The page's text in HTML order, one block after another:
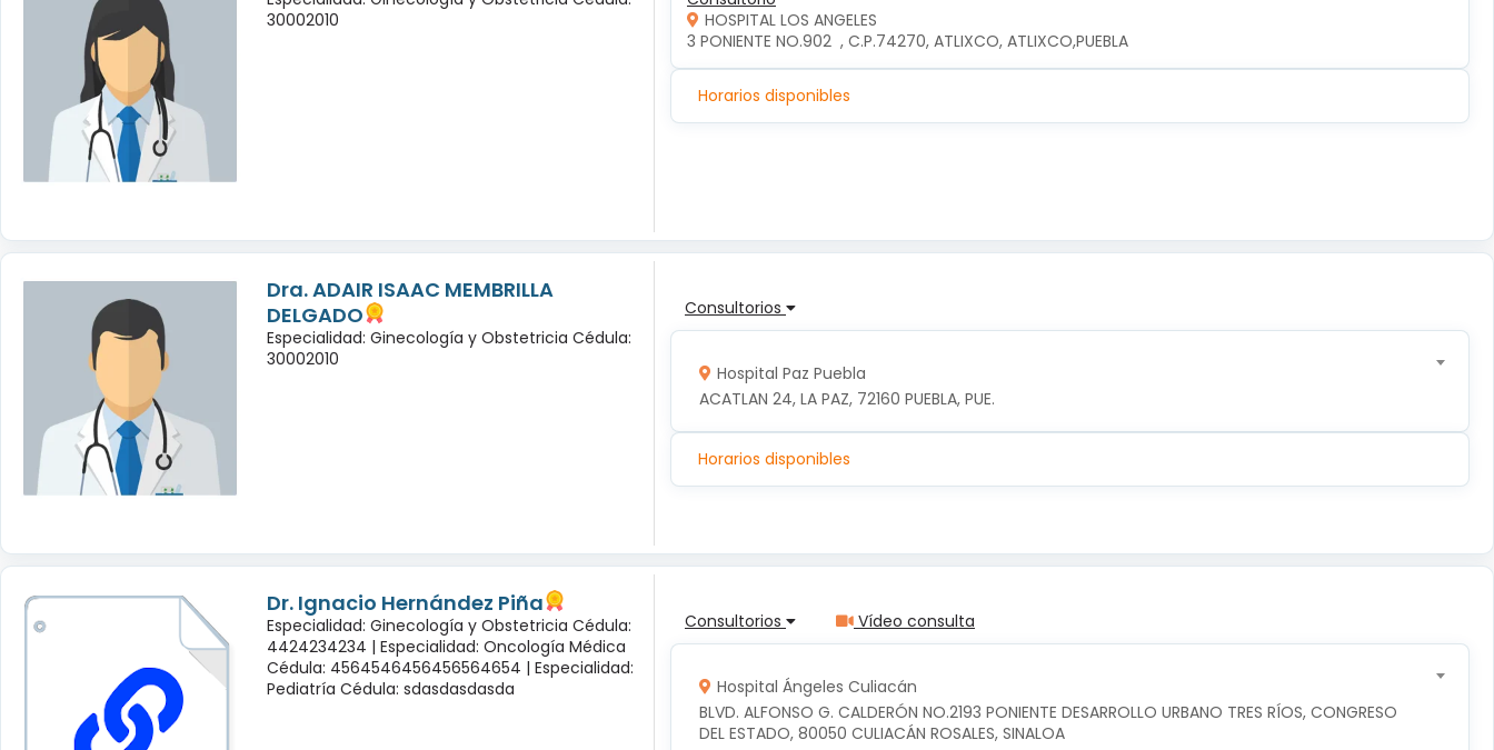
30002010
HOSPITAL LOS ANGELES
3 PONIENTE NO.902  , C.P.74270, ATLIXCO, ATLIXCO,PUEBLA
Horarios disponibles
Dra. ADAIR ISAAC MEMBRILLA
DELGADO
Especialidad: Ginecología y Obstetricia Cédula:
30002010
Consultorios
Hospital Paz Puebla
ACATLAN 24, LA PAZ, 72160 PUEBLA, PUE.
Horarios disponibles
Dr. Ignacio Hernández Piña
Especialidad: Ginecología y Obstetricia Cédula:
4424234234 | Especialidad: Oncología Médica
Cédula: 4564546456456564654 | Especialidad:
Pediatría Cédula: sdasdasdasda
Consultorios Vídeo consulta
Hospital Ángeles Culiacán
BLVD. ALFONSO G. CALDERÓN NO.2193 PONIENTE DESARROLLO URBANO TRES RÍOS, CONGRESO
DEL ESTADO, 80050 CULIACÁN ROSALES, SINALOA